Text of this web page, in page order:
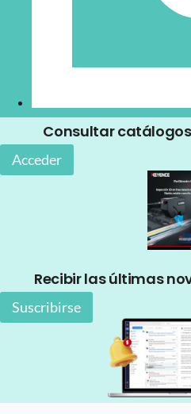
Consultar
Acceder
Recibir las últimas
Suscribirse